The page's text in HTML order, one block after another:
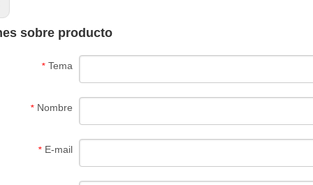
sobre producto
* Tema
* Nombre
* E-mail